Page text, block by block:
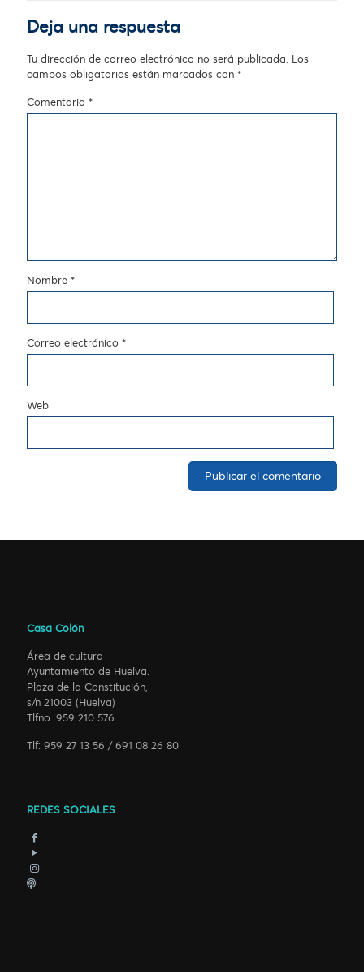
Deja una respuesta
Tu dirección de correo electrónico no será publicada. Los
campos obligatorios están marcados con *
Comentario *
Nombre *
Correo electrónico *
Web
Casa Colón
Área de cultura
Ayuntamiento de Huelva.
Plaza de la Constitución,
s/n 21003 (Huelva)
Tlfno. 959 210 576
Tlf: 959 27 13 56 / 691 08 26 80
REDES SOCIALES